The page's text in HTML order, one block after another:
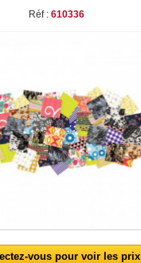
Réf : 610336
vous pour voir les prix